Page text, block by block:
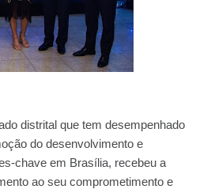
distrital que tem desempenhado
do desenvolvimento e
chave em Brasília, recebeu a
ao seu comprometimento e